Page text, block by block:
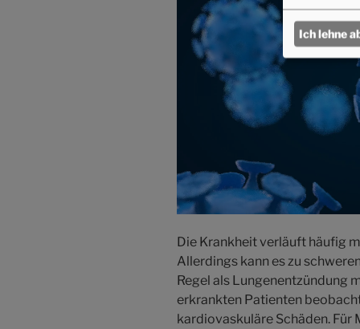
Die Krankheit verläuft häufig
Allerdings kann es zu
Regel als Lungenentzündung
erkrankten Patienten
kardiovaskuläre Schäden.
Ich lehne